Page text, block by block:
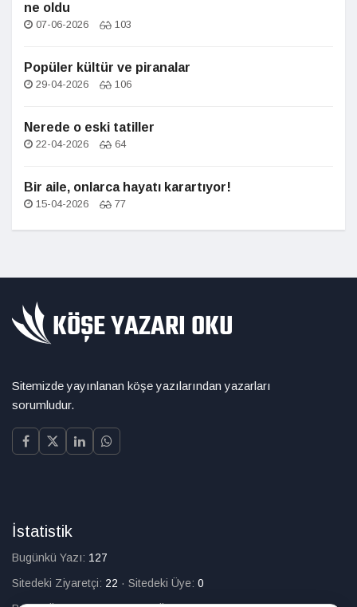
ne oldu
07-06-2026 103
Popüler kültür ve piranalar
29-04-2026 106
Nerede o eski tatiller
22-04-2026 64
Bir aile, onlarca hayatı karartıyor!
15-04-2026 77
Sitemizde yayınlanan köşe yazılarından yazarları
sorumludur.
İstatistik
Bugünkü Yazı: 127
Sitedeki Ziyaretçi: 22 · Sitedeki Üye: 0